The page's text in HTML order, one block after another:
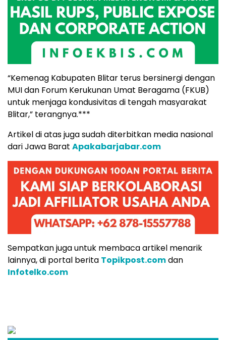
“Kemenag Kabupaten Blitar terus bersinergi dengan
MUI dan Forum Kerukunan Umat Beragama (FKUB)
untuk menjaga kondusivitas di tengah masyarakat
Blitar,” terangnya.***
Artikel di atas juga sudah diterbitkan media nasional
dari Jawa Barat Apakabarjabar.com
Sempatkan juga untuk membaca artikel menarik
lainnya, di portal berita Topikpost.comdan
Infotelko.com